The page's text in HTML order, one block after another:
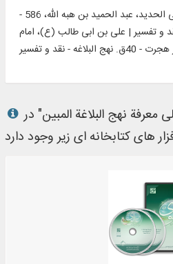
ابن ابی الحدید، عبد الحمید بن هبه الله، 586 -
و تفسیر | علی بن ابی طالب (ع)، امام
کتاب "إرشاد المؤمنین إلی معرفة نهج البلاغة المبین" در